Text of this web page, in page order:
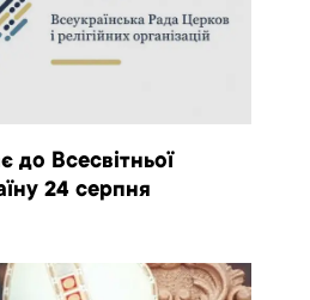
до Всесвітньої
24 серпня